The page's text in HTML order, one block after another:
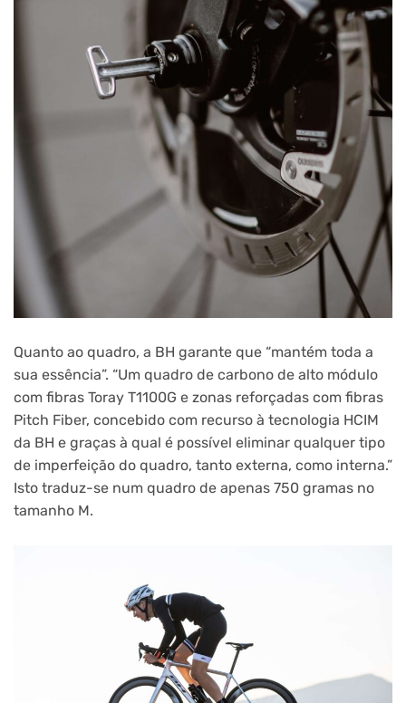
Quanto ao quadro, a BH garante que “mantém toda a
sua essência”. “Um quadro de carbono de alto módulo
com fibras Toray T1100G e zonas reforçadas com fibras
Pitch Fiber, concebido com recurso à tecnologia HCIM
da BH e graças à qual é possível eliminar qualquer tipo
de imperfeição do quadro, tanto externa, como interna.”
Isto traduz-se num quadro de apenas 750 gramas no
tamanho M.